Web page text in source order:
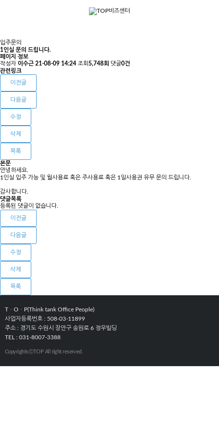
입주문의
1인실 문의 드립니다.
페이지 정보
작성자 이수근 21-08-09 14:24 조회5,748회 댓글0건
관련링크
이전글
다음글
수정
삭제
목록
본문
안녕하세요.
1인실 입주 가능 및 월사용료 혹은 주사용료 혹은 1일사용권 유무 문의 드립니다.
감사합니다.
댓글목록
등록된 댓글이 없습니다.
이전글
다음글
수정
삭제
목록
TㆍOㆍP(Think tank Office People)
사업자등록번호 : 508-03-11899
주소 : 경기도 수원시 장안구 송원로 6 정우빌딩
TEL : 031-8007-3388
CopyrightsⓒTOP All right reserved.